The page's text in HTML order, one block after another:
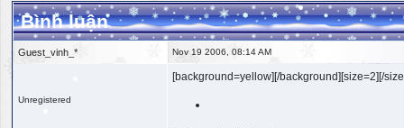
Bình luận
Guest_vinh_* Nov 19 2006, 08:14 AM
Unregistered
[background=yellow][/background][size=2][/